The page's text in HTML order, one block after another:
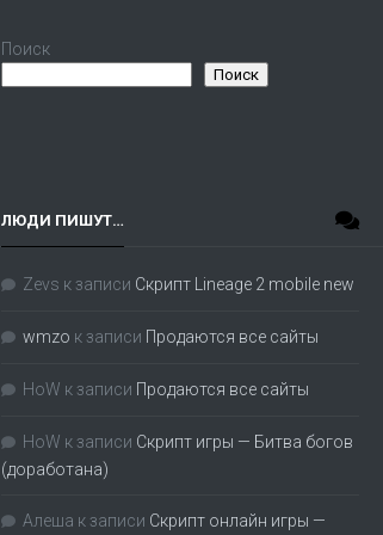
Поиск
Поиск
ЛЮДИ ПИШУТ…
Zevs к записи Скрипт Lineage 2 mobile new
wmzo к записи Продаются все сайты
HoW к записи Продаются все сайты
HoW к записи Скрипт игры — Битва богов
(доработана)
Алеша к записи Скрипт онлайн игры —